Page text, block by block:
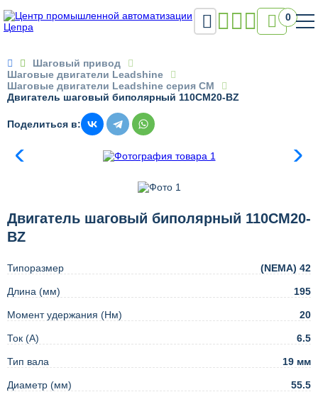
 0

Шаговый привод
Шаговые двигатели Leadshine
Шаговые двигатели Leadshine серия CM
Двигатель шаговый биполярный 110CM20-BZ
Поделиться в:
Двигатель шаговый биполярный 110CM20-
BZ
Типоразмер (NEMA) 42
Длина (мм) 195
Момент удержания (Нм) 20
Ток (А) 6.5
Тип вала 19 мм
Диаметр (мм) 55.5